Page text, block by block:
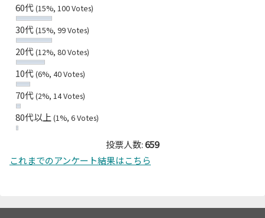
60代(15%, 100 Votes)
30代(15%, 99 Votes)
20代(12%, 80 Votes)
10代(6%, 40 Votes)
70代(2%, 14 Votes)
80代以上 (1%, 6 Votes)
投票人数:659
これまでのアンケート結果はこちら